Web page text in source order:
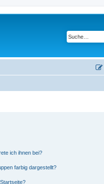
ich ihnen bei?
farbig dargestellt?